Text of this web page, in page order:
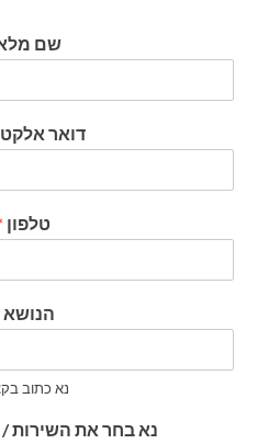
שם
דואר
טלפון
הנושא
נא כתוב
נא בחר את השירות